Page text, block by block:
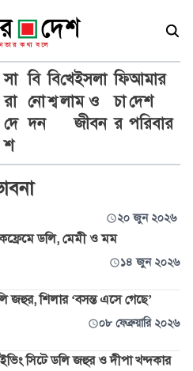
সা
রা
দে
শ
বি
নো
দন
বি
শ্ব
খে
লা
ইসলা
ম ও
জীবন
ফি
চা
র
আমার
দেশ
পরিবার
২০ জুন ২০২৬
ডলি, মেমী ও মম
১৪ জুন ২০২৬
জহুর, শিলার ‘বসন্ত এসে গেছে’
০৮ ফেব্রুয়ারি ২০২৬
সিটে ডলি জহুর ও দীপা খন্দকার